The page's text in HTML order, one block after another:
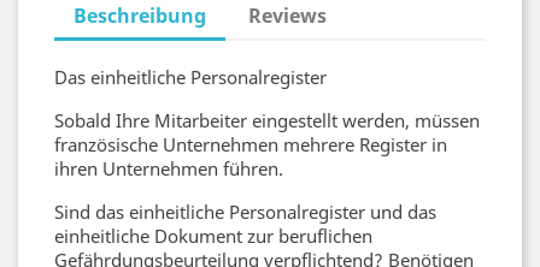
Beschreibung Reviews
Das einheitliche Personalregister
Sobald Ihre Mitarbeiter eingestellt werden, müssen
französische Unternehmen mehrere Register in
ihren Unternehmen führen.
Sind das einheitliche Personalregister und das
einheitliche Dokument zur beruflichen
Gefährdungsbeurteilung verpflichtend? Benötigen